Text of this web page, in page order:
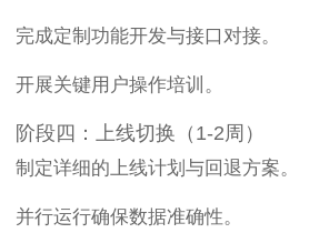
完成定制功能开发与接口对接。
开展关键用户操作培训。
阶段四：上线切换（1-2周）
制定详细的上线计划与回退方案。
并行运行确保数据准确性。